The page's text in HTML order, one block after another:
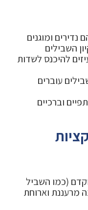
נדירים ומוגנים
השבילים
להיכנס לשדות
עוברים
וברכיים
(כמו השביל
מרעננת וארוחת